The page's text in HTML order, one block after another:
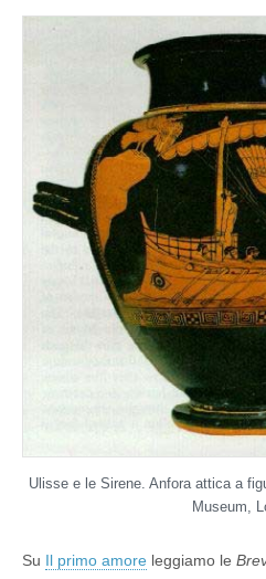
Ulisse e le Sirene. Anfora attica a
Museum,
Su Il primo amore leggiamo le